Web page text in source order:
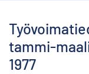
tammi-
1977